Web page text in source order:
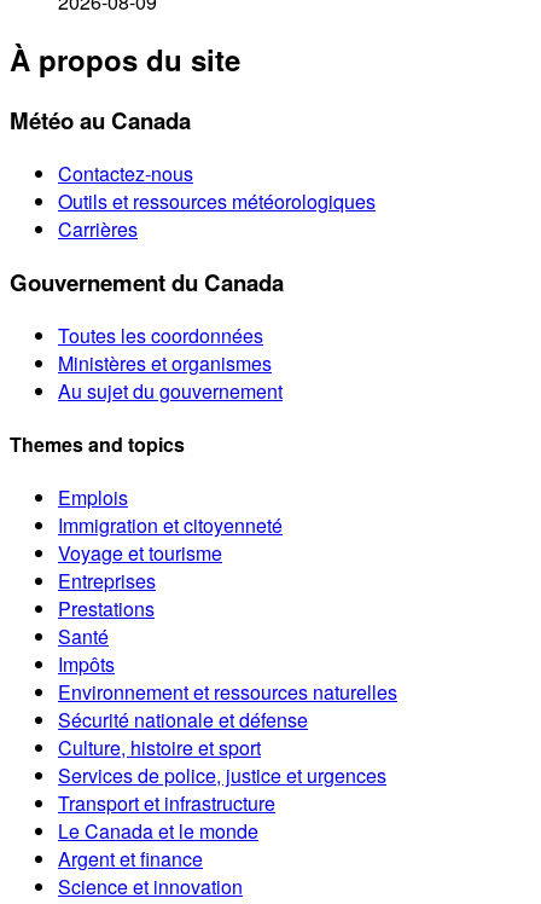
À propos du site
Météo au Canada
Contactez-nous
Outils et ressources météorologiques
Carrières
Gouvernement du Canada
Toutes les coordonnées
Ministères et organismes
Au sujet du gouvernement
Themes and topics
Emplois
Immigration et citoyenneté
Voyage et tourisme
Entreprises
Prestations
Santé
Impôts
Environnement et ressources naturelles
Sécurité nationale et défense
Culture, histoire et sport
Services de police, justice et urgences
Transport et infrastructure
Le Canada et le monde
Argent et finance
Science et innovation